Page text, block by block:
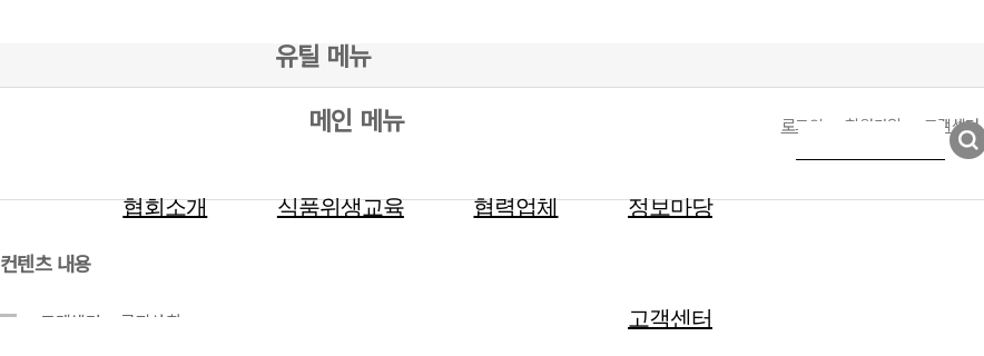
유틸 메뉴
로그인 회원가입 고객센터
컨텐츠 내용
고객센터 공지사항
메인 메뉴
협회소개 식품위생교육 협력업체 정보마당
고객센터